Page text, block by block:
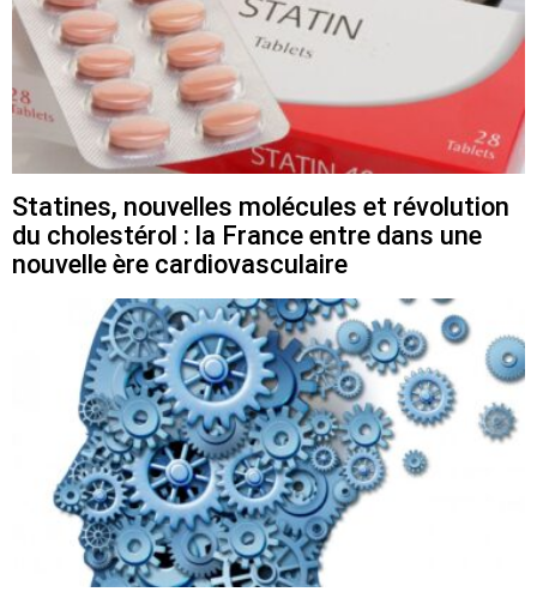
Statines, nouvelles molécules et révolution
du cholestérol : la France entre dans une
nouvelle ère cardiovasculaire